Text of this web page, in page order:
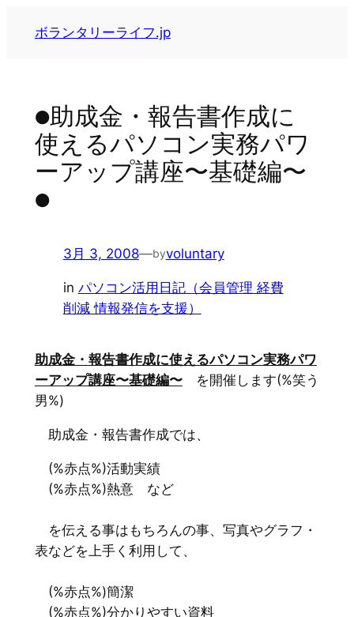
ボランタリーライフ.jp
●助成金・報告書作成に
使えるパソコン実務パワ
ーアップ講座〜基礎編〜
●
3月 3, 2008—byvoluntary
in パソコン活用日記（会員管理 経費
削減 情報発信を支援）
助成金・報告書作成に使えるパソコン実務パワ
ーアップ講座〜基礎編〜を開催します(%笑う
男%)
助成金・報告書作成では、
(%赤点%)活動実績
(%赤点%)熱意 など
を伝える事はもちろんの事、写真やグラフ・
表などを上手く利用して、
(%赤点%)簡潔
(%赤点%)分かりやすい資料